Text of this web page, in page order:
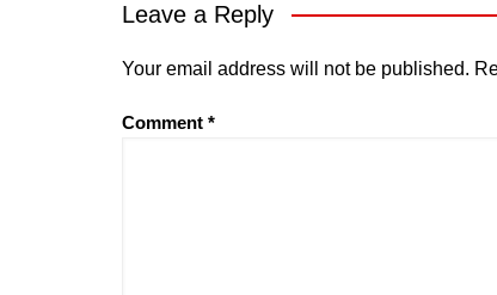
Leave a Reply
Your email address will not be published.
Comment *